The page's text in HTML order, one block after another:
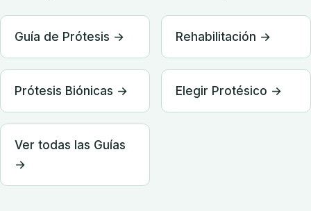
Guía de Prótesis → Rehabilitación →
Prótesis Biónicas → Elegir Protésico →
Ver todas las Guías
→